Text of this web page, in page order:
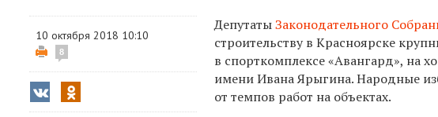
10 октября 2018 10:10
8
ДепутатыЗаконодательного
строительству в Красноярске
в спорткомплексе «Авангард», на
имени Ивана Ярыгина. Народные
от темпов работ на объектах.